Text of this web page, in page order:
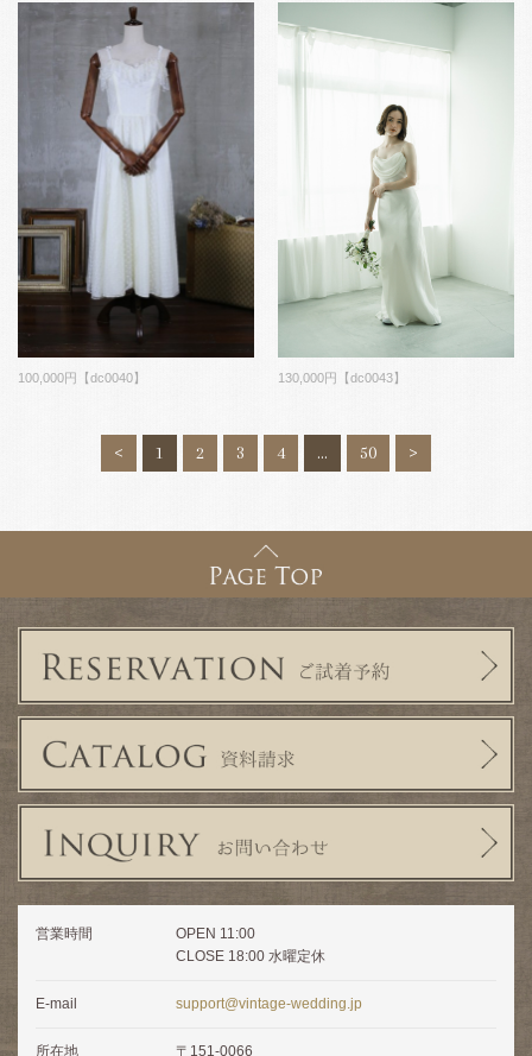
100,000円【dc0040】 130,000円【dc0043】
< 1 2 3 4 … 50 >
営業時間
OPEN 11:00
CLOSE 18:00 水曜定休
E-mail support@vintage-wedding.jp
所在地 〒151-0066